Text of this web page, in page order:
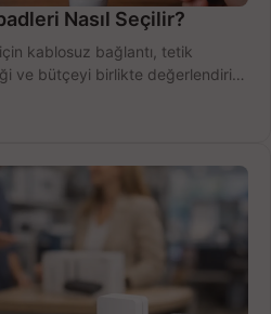
Nasıl Seçilir?
kablosuz bağlantı, tetik
ve bütçeyi birlikte değerlendirin;